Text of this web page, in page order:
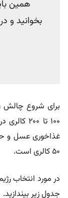
همین
بخوانید و
۱۰۰ تا
۵۰ کالری است.
در مورد انتخاب
جدول زیر بیندازید.